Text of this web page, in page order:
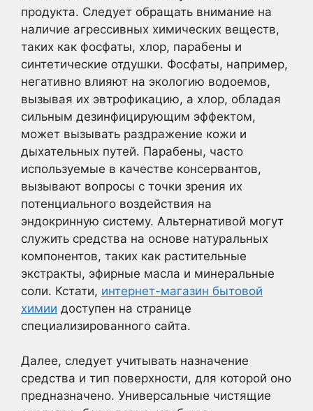
продукта. Следует обращать внимание на
наличие агрессивных химических веществ,
таких как фосфаты, хлор, парабены и
синтетические отдушки. Фосфаты, например,
негативно влияют на экологию водоемов,
вызывая их эвтрофикацию, а хлор, обладая
сильным дезинфицирующим эффектом,
может вызывать раздражение кожи и
дыхательных путей. Парабены, часто
используемые в качестве консервантов,
вызывают вопросы с точки зрения их
потенциального воздействия на
эндокринную систему. Альтернативой могут
служить средства на основе натуральных
компонентов, таких как растительные
экстракты, эфирные масла и минеральные
соли. Кстати, интернет-магазин бытовой
химии доступен на странице
специализированного сайта.
Далее, следует учитывать назначение
средства и тип поверхности, для которой оно
предназначено. Универсальные чистящие